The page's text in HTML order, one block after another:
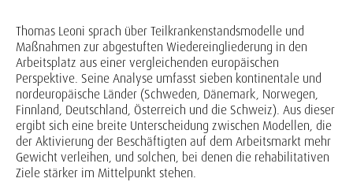
Thomas Leoni sprach über Teilkrankenstandsmodelle und
Maßnahmen zur abgestuften Wiedereingliederung in den
Arbeitsplatz aus einer vergleichenden europäischen
Perspektive. Seine Analyse umfasst sieben kontinentale und
nordeuropäische Länder (Schweden, Dänemark, Norwegen,
Finnland, Deutschland, Österreich und die Schweiz). Aus dieser
ergibt sich eine breite Unterscheidung zwischen Modellen, die
der Aktivierung der Beschäftigten auf dem Arbeitsmarkt mehr
Gewicht verleihen, und solchen, bei denen die rehabilitativen
Ziele stärker im Mittelpunkt stehen.